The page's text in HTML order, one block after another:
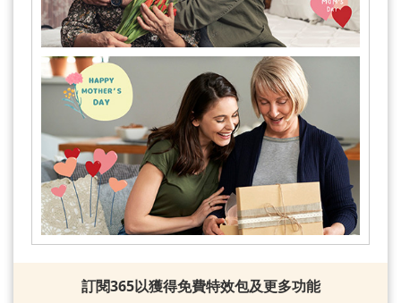
訂閱365以獲得免費特效包及更多功能